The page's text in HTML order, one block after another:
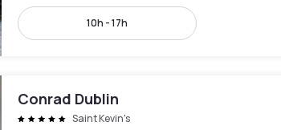
10h - 17h
Conrad Dublin
Saint Kevin's